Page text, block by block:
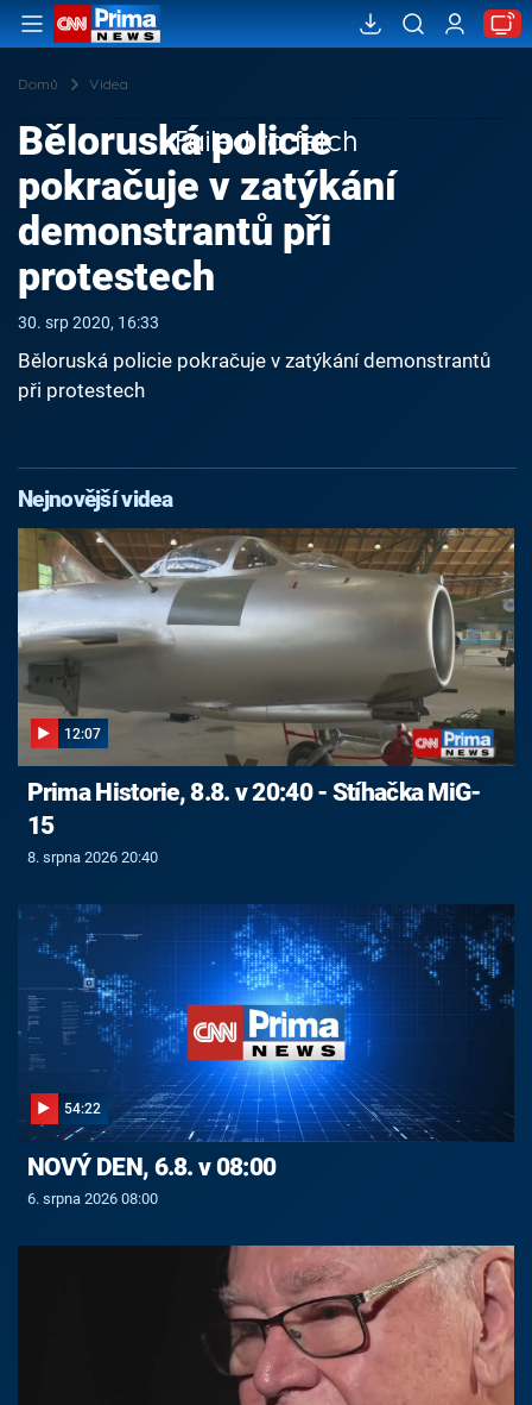
Domů Videa
Failed to fetch
Běloruská policie
pokračuje v zatýkání
demonstrantů při
protestech
30. srp 2020, 16:33
Běloruská policie pokračuje v zatýkání demonstrantů
při protestech
Nejnovější videa
12:07
Prima Historie, 8.8. v 20:40 - Stíhačka MiG-
15
8. srpna 2026 20:40
54:22
NOVÝ DEN, 6.8. v 08:00
6. srpna 2026 08:00